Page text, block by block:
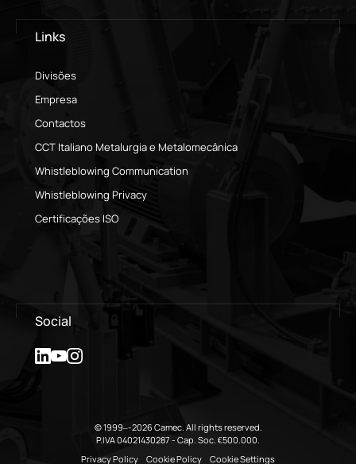
Links
Divisões
Empresa
Contactos
CCT Italiano Metalurgia e Metalomecânica
Whistleblowing Communication
Whistleblowing Privacy
Certificações ISO
Social
© 1999–-2026 Camec. All rights reserved.
P.IVA 04021430287 - Cap. Soc. €500.000.
Privacy Policy
Cookie Policy Cookie Settings